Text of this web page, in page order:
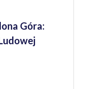
Góra: